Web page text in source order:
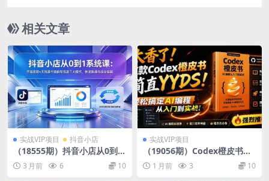
相关文章
实战VIP项目 抖音小店
（18555期）抖音小店从0到1
系统课：开店流程+无货源代
销自有货源三大模式，快速跑
3 月前 6 10
实战VIP项目
（19056期）Codex橙皮书简
直YYDS，非官方开源的Code
x全链路指南，轻松搞定AI编
1 月前 3 10